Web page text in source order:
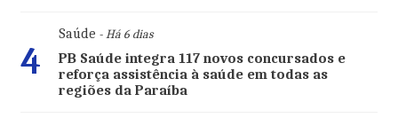
4
Saúde - Há 6 dias
PB Saúde integra 117 novos concursados e
reforça assistência à saúde em todas as
regiões da Paraíba